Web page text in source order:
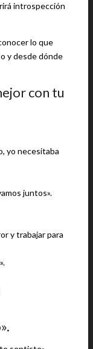
introspección
lo que
y desde dónde
con tu
yo necesitaba
juntos».
y trabajar para